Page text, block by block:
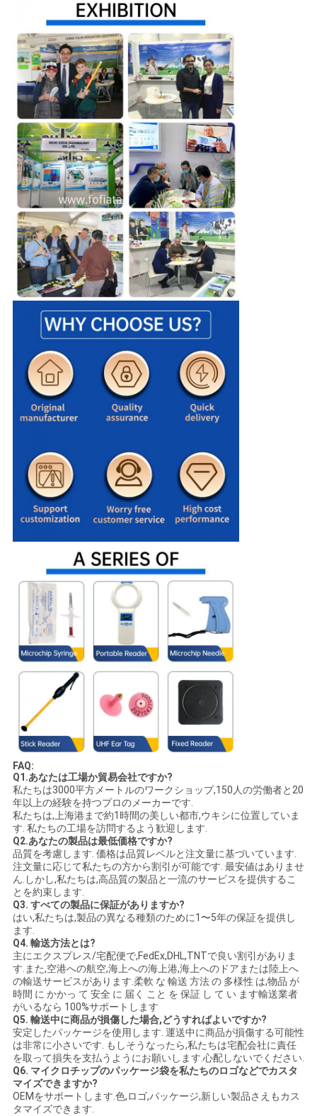
FAQ:
Q1.あなたは工場か貿易会社ですか?
私たちは3000平方メートルのワークショップ,150人の労働者と20
年以上の経験を持つプロのメーカーです.
私たちは,上海港まで約1時間の美しい都市,ウキシに位置していま
す. 私たちの工場を訪問するよう歓迎します.
Q2.あなたの製品は最低価格ですか?
品質を考慮します. 価格は品質レベルと注文量に基づいています.
注文量に応じて私たちの方から割引が可能です. 最安値はありませ
ん.しかし,私たちは,高品質の製品と一流のサービスを提供するこ
とを約束します.
Q3. すべての製品に保証がありますか?
はい,私たちは,製品の異なる種類のために1〜5年の保証を提供し
ます.
Q4. 輸送方法とは?
主にエクスプレス/宅配便で,FedEx,DHL,TNTで良い割引がありま
す.また,空港への航空,海上への海上港,海上へのドアまたは陸上へ
の輸送サービスがあります.柔軟 な 輸送 方法 の 多様性 は,物品 が
時間 に かかっ て 安全 に 届く こと を 保証 し て い ます輸送業者
がいるなら 100%サポートします
Q5. 輸送中に商品が損傷した場合,どうすればよいですか?
安定したパッケージを使用します. 運送中に商品が損傷する可能性
は非常に小さいです. もしそうなったら,私たちは宅配会社に責任
を取って損失を支払うようにお願いします.心配しないでください.
Q6. マイクロチップのパッケージ袋を私たちのロゴなどでカスタ
マイズできますか?
OEMをサポートします.色,ロゴ,パッケージ,新しい製品さえもカス
タマイズできます.